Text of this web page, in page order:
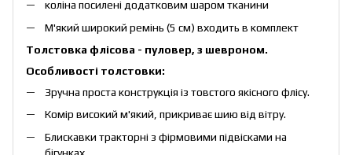
коліна посилені додатковим шаром тканини
М'який широкий ремінь (5 см) входить в комплект
Толстовка флісова - пуловер, з шевроном.
Особливості толстовки:
Зручна проста конструкція із товстого якісного флісу.
Комір високий м'який, прикриває шию від вітру.
Блискавки тракторні з фірмовими підвісками на
бігунках.